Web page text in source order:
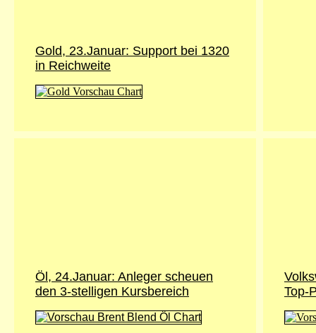
Gold, 23.Januar: Support bei 1320
in Reichweite
Öl, 24.Januar: Anleger scheuen
den 3-stelligen Kursbereich
Top-